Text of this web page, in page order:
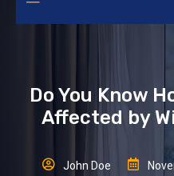
Do You Know
Affected by
John Doe